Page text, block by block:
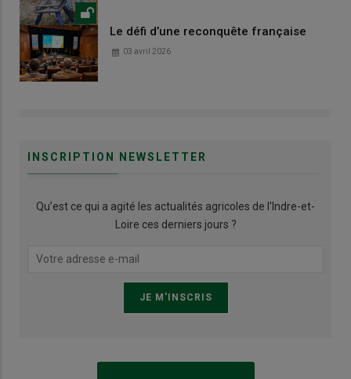
Le défi d’une reconquête française
03 avril 2026
INSCRIPTION NEWSLETTER
Qu’est ce qui a agité les actualités agricoles de l'Indre-et-
Loire ces derniers jours ?